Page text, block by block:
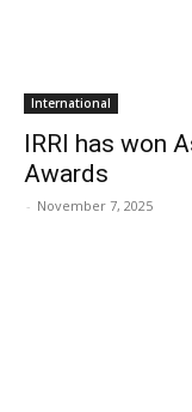
International
IRRI has won
Awards
- November 7, 2025